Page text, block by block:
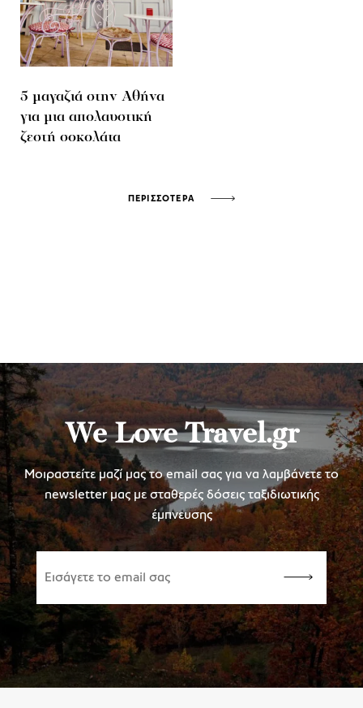
5 μαγαζιά στην Αθήνα
για μια απολαυστική
ζεστή σοκολάτα
ΠΕΡΙΣΣΟΤΕΡΑ
We Love Travel.gr
Μοιραστείτε μαζί μας το email σας για να λαμβάνετε το
newsletter μας με σταθερές δόσεις ταξιδιωτικής
έμπνευσης